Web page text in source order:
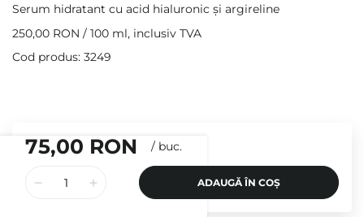
75,00 RON / buc.
ADAUGĂ ÎN COȘ
Serum hidratant cu acid hialuronic și argireline
250,00 RON / 100 ml, inclusiv TVA
Cod produs: 3249